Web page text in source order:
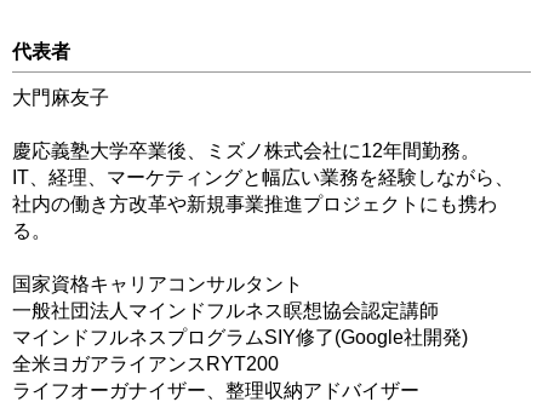
代表者
大門麻友子
慶応義塾大学卒業後、ミズノ株式会社に12年間勤務。
IT、経理、マーケティングと幅広い業務を経験しながら、
社内の働き方改革や新規事業推進プロジェクトにも携わ
る。
国家資格キャリアコンサルタント
一般社団法人マインドフルネス瞑想協会認定講師
マインドフルネスプログラムSIY修了(Google社開発)
全米ヨガアライアンスRYT200
ライフオーガナイザー、整理収納アドバイザー